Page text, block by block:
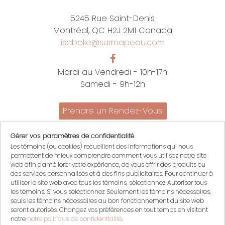
5245 Rue Saint-Denis
Montréal, QC H2J 2M1 Canada
isabelle@surmapeau.com
Mardi au Vendredi - 10h-17h
Samedi - 9h-12h
Prendre un Rendez-Vous
Promotions
Nous joindre
Politiques
English
Mon compte
Mon panier
Se connecter
S'inscrire
Gérer vos paramètres de confidentialité
Les témoins (ou cookies) recueillent des informations qui nous
permettent de mieux comprendre comment vous utilisez notre site
web afin d'améliorer votre expérience, de vous offrir des produits ou
des services personnalisés et à des fins publicitaires. Pour continuer à
utiliser le site web avec tous les témoins, sélectionnez Autoriser tous
les témoins. Si vous sélectionnez Seulement les témoins nécessaires,
seuls les témoins nécessaires au bon fonctionnement du site web
seront autorisés. Changez vos préférences en tout temps en visitant
notre notre politique de confidentialité.